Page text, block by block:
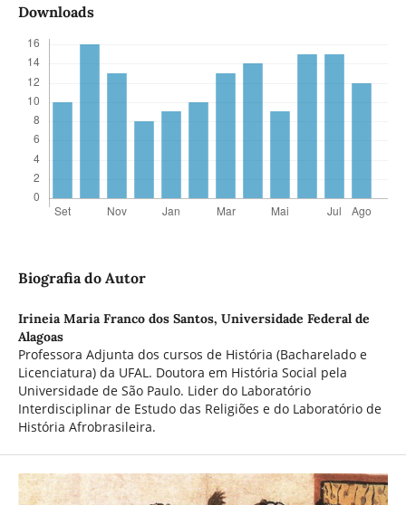
Downloads
Biografia do Autor
Irineia Maria Franco dos Santos, Universidade Federal de
Alagoas
Professora Adjunta dos cursos de História (Bacharelado e
Licenciatura) da UFAL. Doutora em História Social pela
Universidade de São Paulo. Lider do Laboratório
Interdisciplinar de Estudo das Religiões e do Laboratório de
História Afrobrasileira.